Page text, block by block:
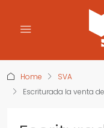
Home
SVA
Escriturada la venta